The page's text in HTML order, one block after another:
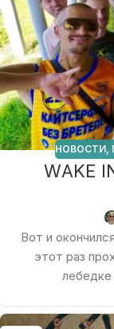
НОВОСТИ,
WAKE
Вот и
этот раз
лебедке